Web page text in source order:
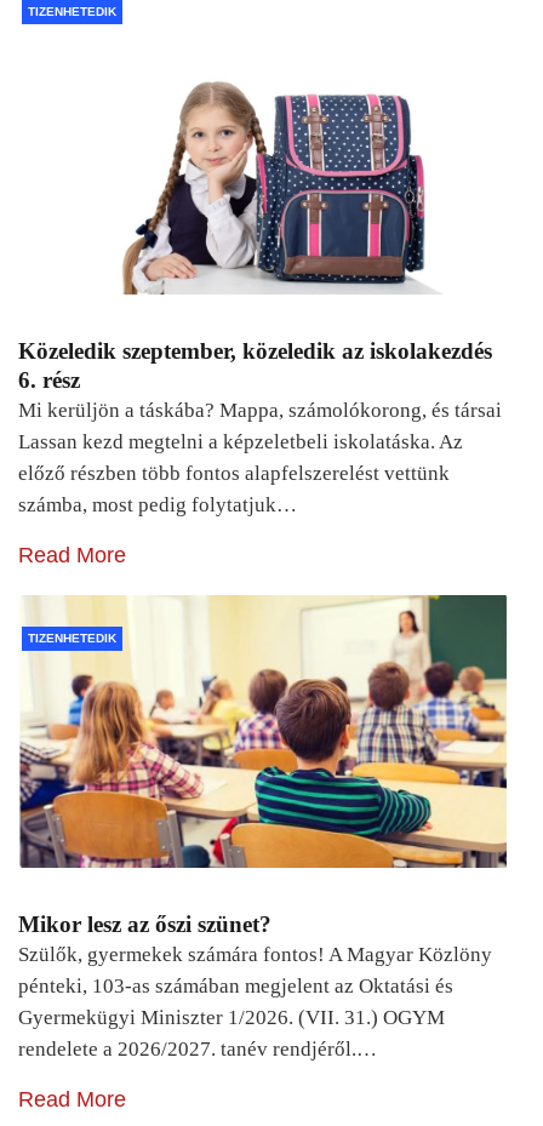
TIZENHETEDIK
Közeledik szeptember, közeledik az iskolakezdés
6. rész
Mi kerüljön a táskába? Mappa, számolókorong, és társai
Lassan kezd megtelni a képzeletbeli iskolatáska. Az
előző részben több fontos alapfelszerelést vettünk
számba, most pedig folytatjuk…
Read More
TIZENHETEDIK
Mikor lesz az őszi szünet?
Szülők, gyermekek számára fontos! A Magyar Közlöny
pénteki, 103-as számában megjelent az Oktatási és
Gyermekügyi Miniszter 1/2026. (VII. 31.) OGYM
rendelete a 2026/2027. tanév rendjéről.…
Read More